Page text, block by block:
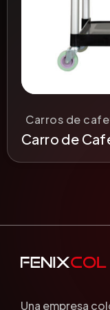
Carros de
Carro de
Una empresa